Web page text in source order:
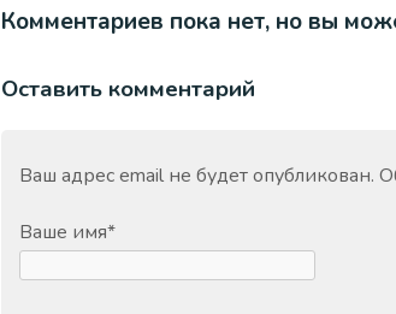
Комментариев пока нет, но вы
Оставить комментарий
Ваш адрес email не будет опубликован.
Ваше имя*